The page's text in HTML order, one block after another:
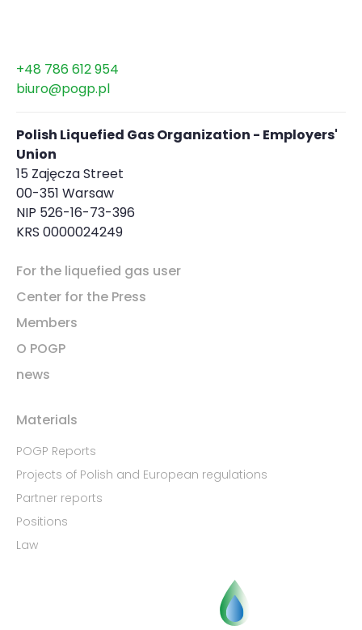
+48 786 612 954
biuro@pogp.pl
Polish Liquefied Gas Organization - Employers'
Union
15 Zajęcza Street
00-351 Warsaw
NIP 526-16-73-396
KRS 0000024249
For the liquefied gas user
Center for the Press
Members
O POGP
news
Materials
POGP Reports
Projects of Polish and European regulations
Partner reports
Positions
Law